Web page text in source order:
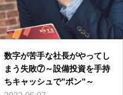
数字が苦手な社長がやってし
まう失敗⑦～設備投資を手持
ちキャッシュで”ポン”～
数字が苦手な社長がやってし
まう失敗⑥～粗利益率を意識
しすぎる～
数字が苦手な社長がやってし
まう失敗①～安売りしすぎ～
2022.05.16